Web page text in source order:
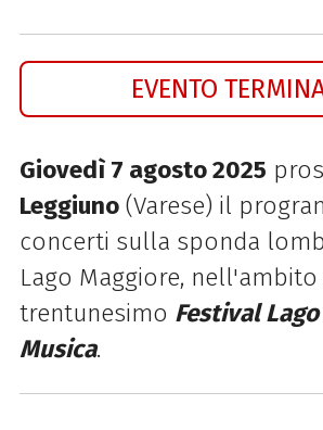
EVENTO
Giovedì 7 agosto 2025
Leggiuno(Varese) il
concerti sulla sponda
Lago Maggiore,
trentunesimo Festival
Musica.